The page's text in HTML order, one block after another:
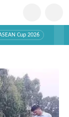
Cup 2026